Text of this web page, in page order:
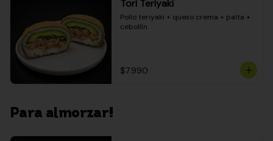
Tori Teriyaki
Pollo teriyaki + queso crema + palta +
cebollín
$7.990
Para almorzar!